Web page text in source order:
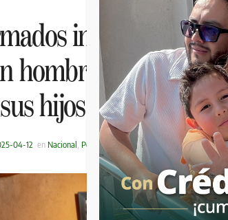
ingresan a
hombre de la
hijos
04-12 en Nacional Policiaca Últimas Noticias